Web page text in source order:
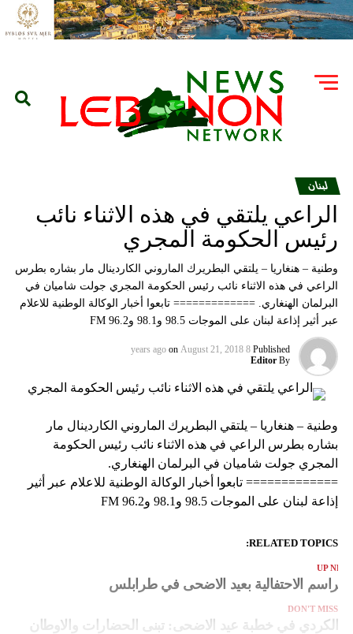
لبنان
الراعي يلتقي في هذه الاثناء نائب
رئيس الحكومة المجري
وطنية – هنغاريا – يلتقي البطريرك الماروني الكاردينال مار بشاره بطرس
الراعي في هذه الاثناء نائب رئيس الحكومة المجري جولت شاميان في
البرلمان الهنغاري. ============= تابعوا أخبار الوكالة الوطنية للاعلام
عبر أثير إذاعة لبنان على الموجات 98.5 و98.1 و96.2 FM
Published
8 years ago
on August 21, 2018
By
Editor
وطنية – هنغاريا – يلتقي البطريرك الماروني الكاردينال مار
بشاره بطرس الراعي في هذه الاثناء نائب رئيس الحكومة
المجري جولت شاميان في البرلمان الهنغاري.
============= تابعوا أخبار الوكالة الوطنية للاعلام عبر أثير
إذاعة لبنان على الموجات 98.5 و98.1 و96.2 FM
RELATED TOPICS:
UP
الاحتفالية بعيد الاضحى في طرابلس
DON'T MISS
الكردي في خطبة عيد الاضحى: تبنى الحضارات والاوطان